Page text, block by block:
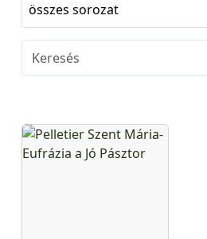
összes sorozat